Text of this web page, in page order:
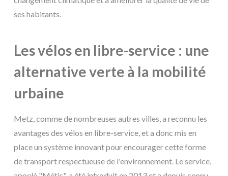
ses habitants.
Les vélos en libre-service : une
alternative verte à la mobilité
urbaine
Metz, comme de nombreuses autres villes, a reconnu les
avantages des vélos en libre-service, et a donc mis en
place un système innovant pour encourager cette forme
de transport respectueuse de l'environnement. Le service,